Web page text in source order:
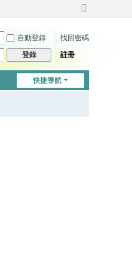
切
到
自動登錄
找回密碼
登錄 註冊
快捷導航